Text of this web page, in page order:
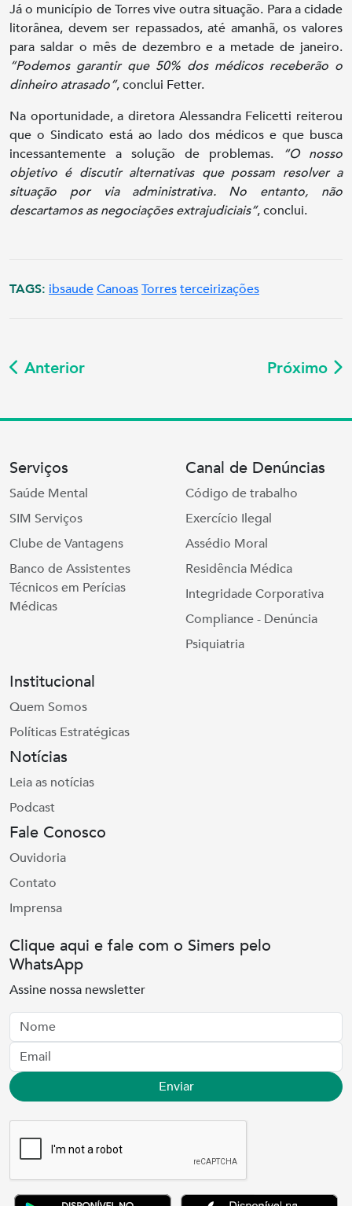
Já o município de Torres vive outra situação. Para a cidade
litorânea, devem ser repassados, até amanhã, os valores
para saldar o mês de dezembro e a metade de janeiro.
“Podemos garantir que 50% dos médicos receberão o
dinheiro atrasado”, conclui Fetter.
Na oportunidade, a diretora Alessandra Felicetti reiterou
que o Sindicato está ao lado dos médicos e que busca
incessantemente a solução de problemas.
“O nosso
objetivo é discutir alternativas que possam resolver a
situação por via administrativa. No entanto, não
descartamos as negociações extrajudiciais”, conclui.
TAGS: ibsaudeCanoasTorresterceirizações
Anterior Próximo
Serviços
Saúde Mental
SIM Serviços
Clube de Vantagens
Banco de Assistentes
Técnicos em Perícias
Médicas
Canal de Denúncias
Código de trabalho
Exercício Ilegal
Assédio Moral
Residência Médica
Integridade Corporativa
Compliance - Denúncia
Psiquiatria
Institucional
Quem Somos
Políticas Estratégicas
Notícias
Leia as notícias
Podcast
Fale Conosco
Ouvidoria
Contato
Imprensa
Clique aqui e fale com o Simers pelo
WhatsApp
Assine nossa newsletter
Nome
Email
Enviar